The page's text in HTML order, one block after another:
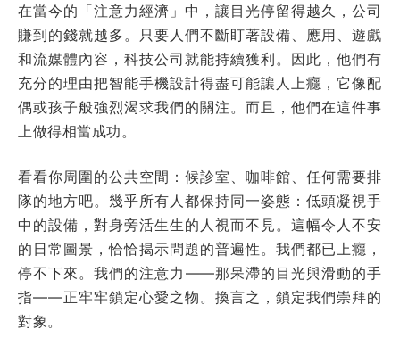
在當今的「注意力經濟」中，讓目光停留得越久，公司
賺到的錢就越多。只要人們不斷盯著設備、應用、遊戲
和流媒體內容，科技公司就能持續獲利。因此，他們有
充分的理由把智能手機設計得盡可能讓人上癮，它像配
偶或孩子般強烈渴求我們的關注。而且，他們在這件事
上做得相當成功。
看看你周圍的公共空間：候診室、咖啡館、任何需要排
隊的地方吧。幾乎所有人都保持同一姿態：低頭凝視手
中的設備，對身旁活生生的人視而不見。這幅令人不安
的日常圖景，恰恰揭示問題的普遍性。我們都已上癮，
停不下來。我們的注意力——那呆滯的目光與滑動的手
指——正牢牢鎖定心愛之物。換言之，鎖定我們崇拜的
對象。